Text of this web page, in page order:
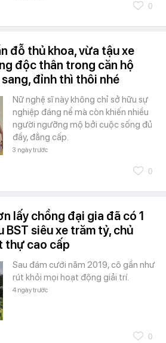
0
đỗ thủ khoa, vừa tậu xe
độc thân trong căn hộ
đỉnh thì thôi nhé
Nữ nghệ sĩ này không chỉ sở hữu sự
nghiệp đáng nể mà còn khiến nhiều
người ngưỡng mộ bởi cuộc sống đủ
đầy, đẳng cấp.
3 ngày trước
0
lấy chồng đại gia đã có 1
BST siêu xe trăm tỷ, chủ
thự cao cấp
Sau đám cưới năm 2019, cô gần như
rút khỏi mọi hoạt động giải trí.
4 ngày trước
0